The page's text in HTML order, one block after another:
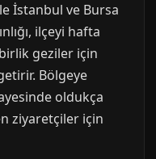
İstanbul ve Bursa
ilçeyi hafta
geziler için
Bölgeye
oldukça
ziyaretçiler için